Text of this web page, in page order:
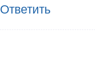
Ответить